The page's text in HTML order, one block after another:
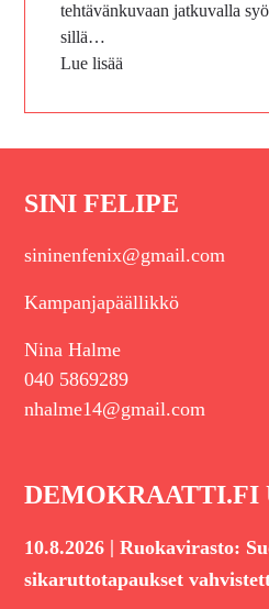
tehtävänkuvaan jatkuvalla
sillä…
Lue lisää
SINI FELIPE
sininenfenix@gmail.com
Kampanjapäällikkö
Nina Halme
040 5869289
nhalme14@gmail.com
DEMOKRAATTI.FI
10.8.2026 |Ruokavirasto:
sikaruttotapaukset